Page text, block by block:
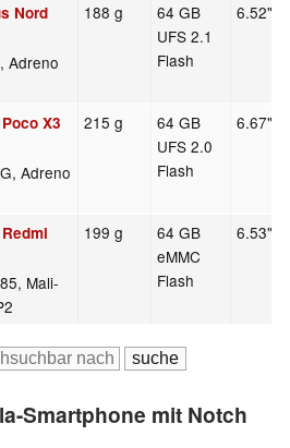
Nord
Adreno
188 g
64 GB
UFS 2.1
Flash
6.52"
X3
Adreno
215 g
64 GB
UFS 2.0
Flash
6.67"
Mali-
199 g
64 GB
eMMC
Flash
6.53"
Smartphone mit Notch